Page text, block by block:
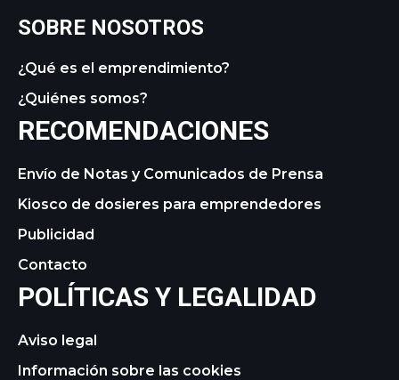
SOBRE NOSOTROS
¿Qué es el emprendimiento?
¿Quiénes somos?
RECOMENDACIONES
Envío de Notas y Comunicados de Prensa
Kiosco de dosieres para emprendedores
Publicidad
Contacto
POLÍTICAS Y LEGALIDAD
Aviso legal
Información sobre las cookies